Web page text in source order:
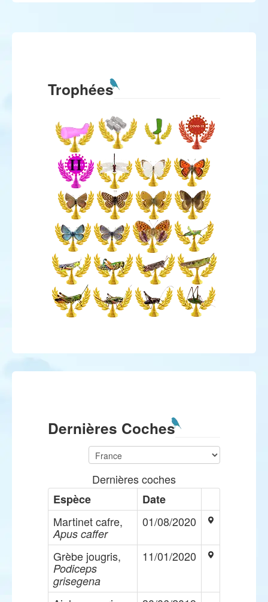
Trophées
Dernières Coches
Dernières coches
Espèce
Date
Martinet cafre,
Apus caffer
01/08/2020
Grèbe jougris,
Podiceps
grisegena
11/01/2020